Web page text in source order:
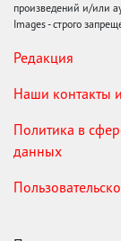
произведений и/или
Images - строго
Редакция
Наши контакты
Политика в
данных